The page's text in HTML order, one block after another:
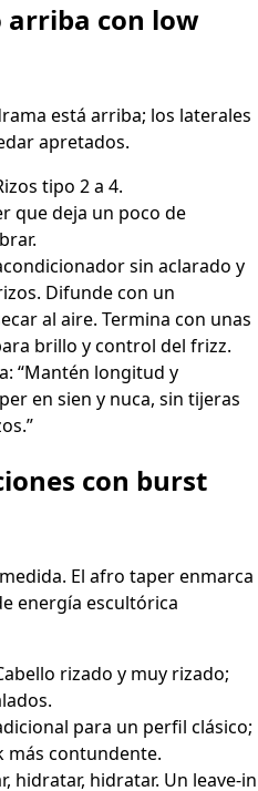
arriba con low
está arriba; los laterales
apretados.
tipo 2 a 4.
que deja un poco de
sin aclarado y
Difunde con un
al aire. Termina con unas
brillo y control del frizz.
“Mantén longitud y
en sien y nuca, sin tijeras
con burst
El afro taper enmarca
energía escultórica
rizado y muy rizado;
para un perfil clásico;
más contundente.
hidratar, hidratar. Un leave-in